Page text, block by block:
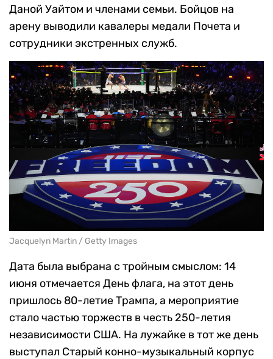
Даной Уайтом и членами семьи. Бойцов на
арену выводили кавалеры медали Почета и
сотрудники экстренных служб.
Jacquelyn Martin / Getty Images
Дата была выбрана с тройным смыслом: 14
июня отмечается День флага, на этот день
пришлось 80-летие Трампа, а мероприятие
стало частью торжеств в честь 250-летия
независимости США. На лужайке в тот же день
выступал Старый конно-музыкальный корпус